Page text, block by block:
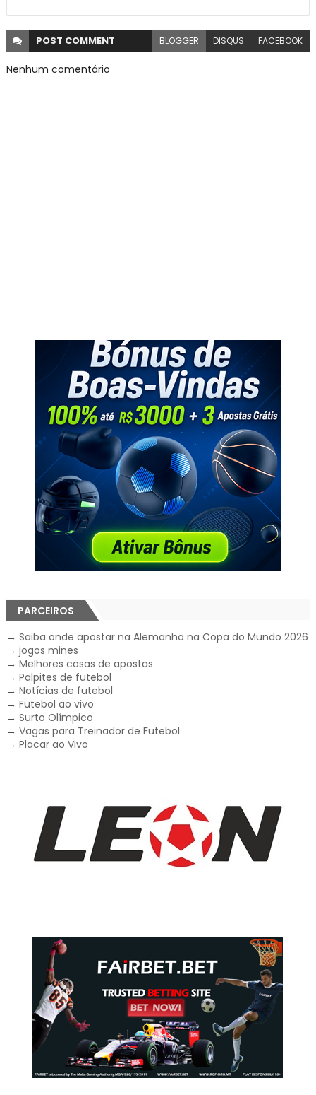
POST COMMENT BLOGGER DISQUS FACEBOOK
Nenhum comentário
PARCEIROS
→ Saiba onde apostar na Alemanha na Copa do Mundo 2026
→ jogos mines
→ Melhores casas de apostas
→ Palpites de futebol
→ Notícias de futebol
→ Futebol ao vivo
→ Surto Olímpico
→ Vagas para Treinador de Futebol
→ Placar ao Vivo